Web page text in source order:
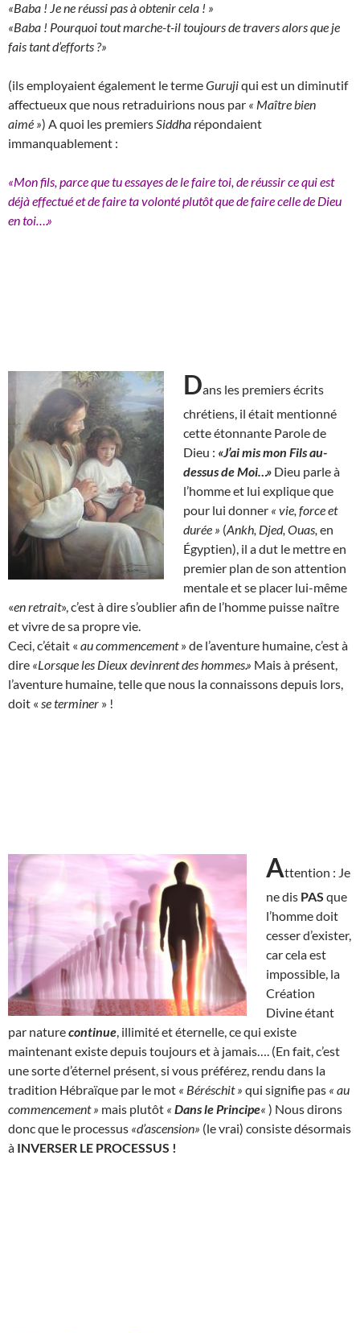
«Baba ! Je ne réussi pas à obtenir cela ! »
«Baba ! Pourquoi tout marche-t-il toujours de travers alors que je
fais tant d’efforts ?»
(ils employaient également le termeGurujiqui est un diminutif
affectueux que nous retraduirions nous par « Maître bien
aimé ») A quoi les premiers Siddha répondaient
immanquablement :
«Mon fils, parce que tu essayes de le faire toi, de réussir ce qui est
déjà effectué et de faire ta volonté plutôt que de faire celle de Dieu
en toi….»
Dans les premiers écrits
chrétiens, il était mentionné
cette étonnante Parole de
Dieu : «J’ai mis mon Fils au-
dessus de Moi…» Dieu parle à
l’homme et lui explique que
pour lui donner « vie, force et
durée » (Ankh, Djed, Ouas, en
Égyptien), il a dut le mettre en
premier plan de son attention
mentale et se placer lui-même
«en retrait», c’est à dire s’oublier afin de l’homme puisse naître
et vivre de sa propre vie.
Ceci, c’était « au commencement» de l’aventure humaine, c’est à
dire «Lorsque les Dieux devinrent des hommes.» Mais à présent,
l’aventure humaine, telle que nous la connaissons depuis lors,
doit « se terminer » !
Attention : Je
ne dis PAS que
l’homme doit
cesser d’exister,
car cela est
impossible, la
Création
Divine étant
par naturecontinue , illimité et éternelle, ce qui existe
maintenant existe depuis toujours et à jamais…. (En fait, c’est
une sorte d’éternel présent, si vous préférez, rendu dans la
tradition Hébraïque par le mot « Béréschit » qui signifie pas « au
commencement » mais plutôt « Dans le Principe« ) Nous dirons
donc que le processus «d’ascension» (le vrai) consiste désormais
à INVERSER LE PROCESSUS !